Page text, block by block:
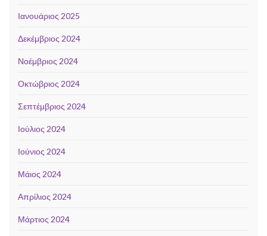
Ιανουάριος 2025
Δεκέμβριος 2024
Νοέμβριος 2024
Οκτώβριος 2024
Σεπτέμβριος 2024
Ιούλιος 2024
Ιούνιος 2024
Μάιος 2024
Απρίλιος 2024
Μάρτιος 2024